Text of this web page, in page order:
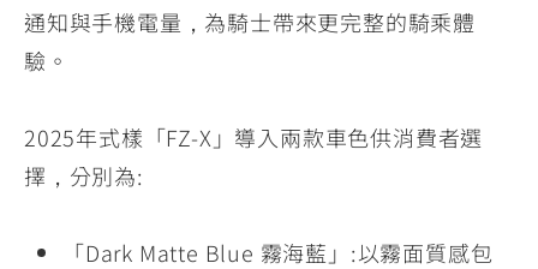
通知與手機電量，為騎士帶來更完整的騎乘體
驗。
2025年式樣「FZ-X」導入兩款車色供消費者選
擇，分別為:
「Dark Matte Blue 霧海藍」:以霧面質感包